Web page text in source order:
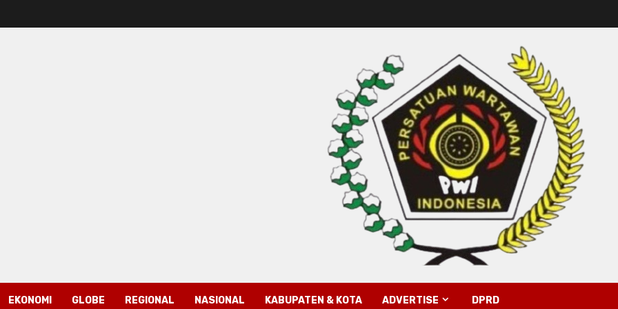
EKONOMI GLOBE REGIONAL NASIONAL KABUPATEN & KOTA ADVERTISE DPRD